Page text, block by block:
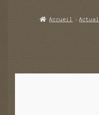
Accueil